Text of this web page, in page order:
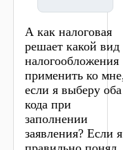
А как налоговая
решает какой вид
налогообложения
применить ко
если я выберу оба
кода при
заполнении
заявления? Если я